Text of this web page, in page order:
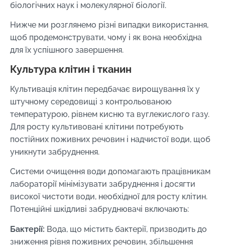
біологічних наук і молекулярної біології.
Нижче ми розглянемо різні випадки використання,
щоб продемонструвати, чому і як вона необхідна
для їх успішного завершення.
Культура клітин і тканин
Культивація клітин передбачає вирощування їх у
штучному середовищі з контрольованою
температурою, рівнем кисню та вуглекислого газу.
Для росту культивовані клітини потребують
постійних поживних речовин і надчистої води, щоб
уникнути забруднення.
Системи очищення води допомагають працівникам
лабораторії мінімізувати забруднення і досягти
високої чистоти води, необхідної для росту клітин.
Потенційні шкідливі забруднювачі включають:
Бактерії: Вода, що містить бактерії, призводить до
зниження рівня поживних речовин, збільшення